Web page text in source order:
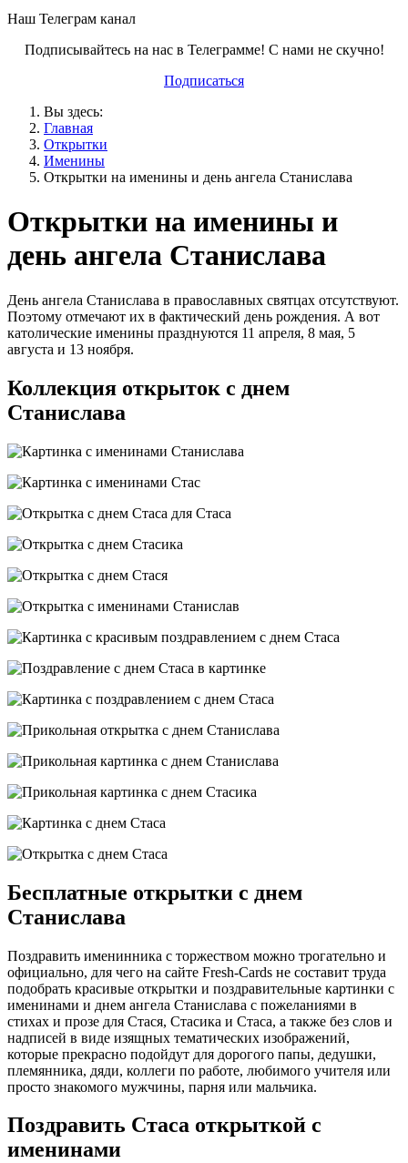
Наш Телеграм канал
Подписывайтесь на нас в Телеграмме! С нами не скучно!
Подписаться
Вы здесь:
Главная
Открытки
Именины
Открытки на именины и день ангела Станислава
Открытки на именины и
день ангела Станислава
День ангела Станислава в православных святцах отсутствуют.
Поэтому отмечают их в фактический день рождения. А вот
католические именины празднуются 11 апреля, 8 мая, 5
августа и 13 ноября.
Коллекция открыток с днем
Станислава
Бесплатные открытки с днем
Станислава
Поздравить именинника с торжеством можно трогательно и
официально, для чего на сайте Fresh-Cards не составит труда
подобрать красивые открытки и поздравительные картинки с
именинами и днем ангела Станислава с пожеланиями в
стихах и прозе для Стася, Стасика и Стаса, а также без слов и
надписей в виде изящных тематических изображений,
которые прекрасно подойдут для дорогого папы, дедушки,
племянника, дяди, коллеги по работе, любимого учителя или
просто знакомого мужчины, парня или мальчика.
Поздравить Стаса открыткой с
именинами